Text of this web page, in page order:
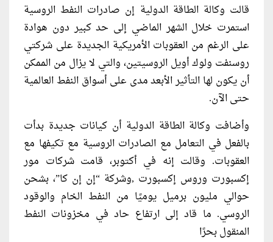
قالت وكالة الطاقة الدولية إن صادرات النفط الروسية
استمرت خلال الشهر الماضي إلى حد كبير دون هوادة
على الرغم من العقوبات الأمريكية الجديدة على شركتي
روسنفت ولوك أويل الروسيتين، والتي لا يزال من الممكن
أن يكون لها التأثير الأبعد مدى على أسواق النفط العالمية
حتى الآن.
وأضافت وكالة الطاقة الدولية أن كيانات جديدة بدأت
بالفعل في التعامل مع الصادرات الروسية مع تكيفها مع
العقوبات. وقالت إنه في أكتوبر، قامت شركات مور
إكسبورت وروس إكسبورت ,وشركة “إن إن كا”، بشحن
حوالي مليون برميل يوميًا من النفط الخام والوقود
الروسي. ما قاد إلى ارتفاع حاد في مخزونات النفط
المنقول بحرًا